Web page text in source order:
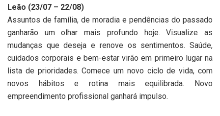
Leão (23/07 – 22/08)
Assuntos de família, de moradia e pendências do passado
ganharão um olhar mais profundo hoje. Visualize as
mudanças que deseja e renove os sentimentos. Saúde,
cuidados corporais e bem-estar virão em primeiro lugar na
lista de prioridades. Comece um novo ciclo de vida, com
novos hábitos e rotina mais equilibrada. Novo
empreendimento profissional ganhará impulso.